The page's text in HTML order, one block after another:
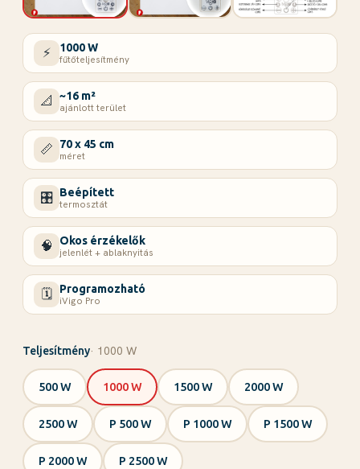
⚡ 1000 W
fűtőteljesítmény
📐 ~16 m²
ajánlott terület
📏 70 x 45 cm
méret
🎛️ Beépített
termosztát
🧠 Okos érzékelők
jelenlét + ablaknyitás
🗓️ Programozható
iVigo Pro
Teljesítmény· 1000 W
500 W 1000 W 1500 W 2000 W
2500 W P 500 W P 1000 W P 1500 W
P 2000 W P 2500 W